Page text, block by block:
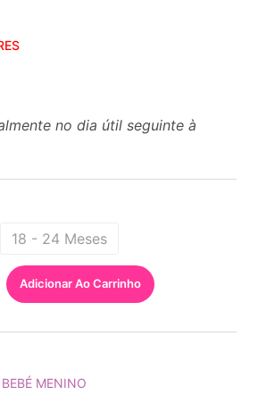
no dia útil seguinte à
18 - 24 Meses
Adicionar Ao Carrinho
MENINO